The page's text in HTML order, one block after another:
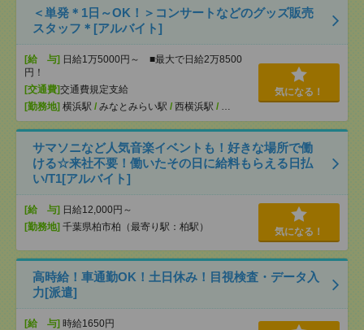
＜単発＊1日～OK！＞コンサートなどのグッズ販売
スタッフ＊[アルバイト]
[給 与] 日給1万5000円～ ■最大で日給2万8500
円！
[交通費]交通費規定支給
[勤務地] 横浜駅 / みなとみらい駅 / 西横浜駅 / …
気になる！
サマソニなど人気音楽イベントも！好きな場所で働
ける☆来社不要！働いたその日に給料もらえる日払
い/T1[アルバイト]
[給 与] 日給12,000円～
[勤務地] 千葉県柏市柏（最寄り駅：柏駅） 気になる！
高時給！車通勤OK！土日休み！目視検査・データ入
力[派遣]
[給 与] 時給1650円